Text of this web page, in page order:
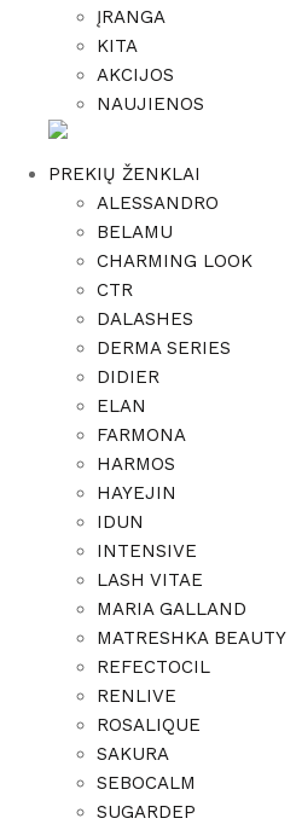
ĮRANGA
KITA
AKCIJOS
NAUJIENOS
PREKIŲ ŽENKLAI
ALESSANDRO
BELAMU
CHARMING LOOK
CTR
DALASHES
DERMA SERIES
DIDIER
ELAN
FARMONA
HARMOS
HAYEJIN
IDUN
INTENSIVE
LASH VITAE
MARIA GALLAND
MATRESHKA BEAUTY
REFECTOCIL
RENLIVE
ROSALIQUE
SAKURA
SEBOCALM
SUGARDEP